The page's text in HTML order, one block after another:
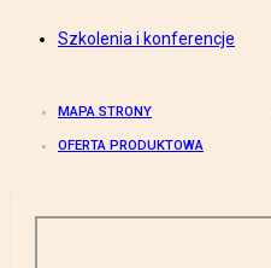
Szkolenia i konferencje
MAPA STRONY
OFERTA PRODUKTOWA